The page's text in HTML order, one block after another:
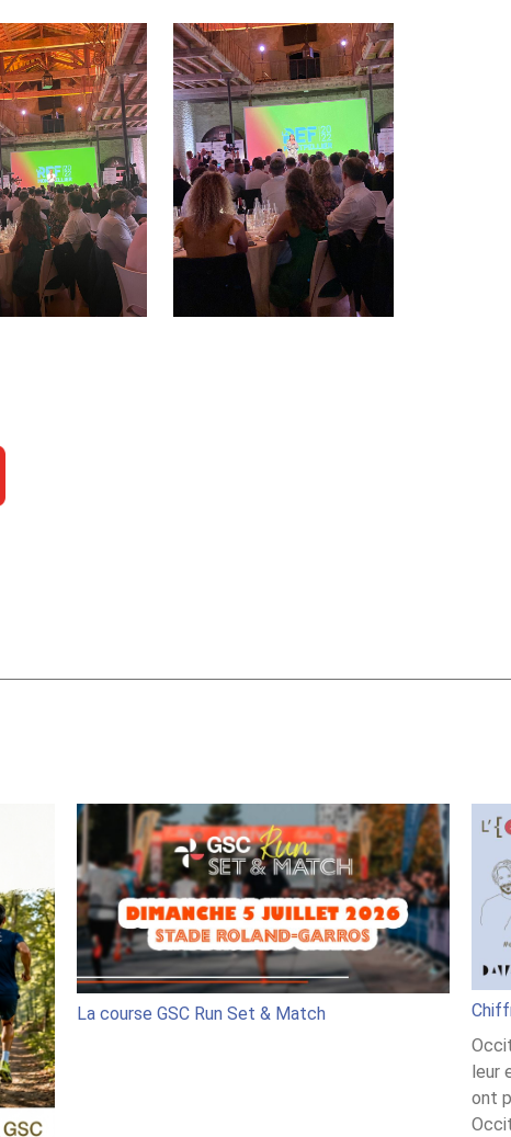
La course GSC Run Set & Match
leur
ont